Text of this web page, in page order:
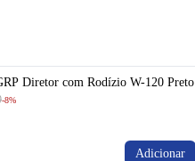
Diretor com Rodízio W-120 Preto
-8%
Adicionar